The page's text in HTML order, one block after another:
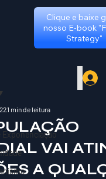
Clique e baixe
nosso E-book
Strategy"
Exponenciação
VAI
A
1 min de leitura